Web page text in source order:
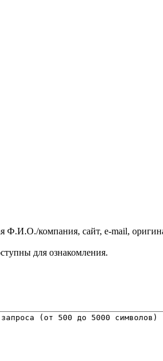
компания, сайт, e-mail,
для ознакомления.